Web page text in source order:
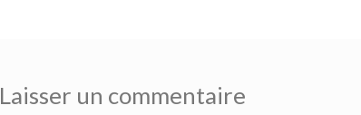
Laisser un commentaire